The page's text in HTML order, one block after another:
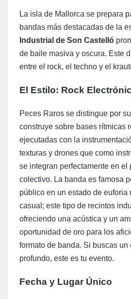
La isla de Mallorca se prepara
bandas más destacadas de la
Industrial de Son Castelló
de baile masiva y oscura. Este
entre el rock, el techno y el
El Estilo: Rock
Peces Raros se distingue por
construye sobre bases rítmicas
ejecutadas con la
texturas y drones que como
se integran perfectamente en
colectivo. La banda es famosa
público en un estado de
casual; este tipo de recintos
ofreciendo una acústica y un
oportunidad de oro para los
formato de banda. Si buscas
profundo, este es tu evento.
Fecha y Lugar Único